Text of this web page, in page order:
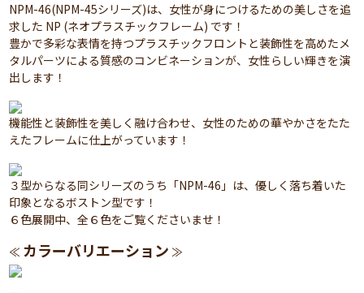
NPM-46(NPM-45シリーズ)は、女性が身につけるための美しさを追
求した NP (ネオプラスチックフレーム) です！
豊かで多彩な表情を持つプラスチックフロントと装飾性を高めたメ
タルパーツによる質感のコンビネーションが、女性らしい輝きを演
出します！
機能性と装飾性を美しく融け合わせ、女性のための華やかさをたた
えたフレームに仕上がっています！
３型からなる同シリーズのうち「NPM-46」は、優しく落ち着いた
印象となるボストン型です！
６色展開中、全６色をご覧くださいませ！
≪ カラーバリエーション ≫